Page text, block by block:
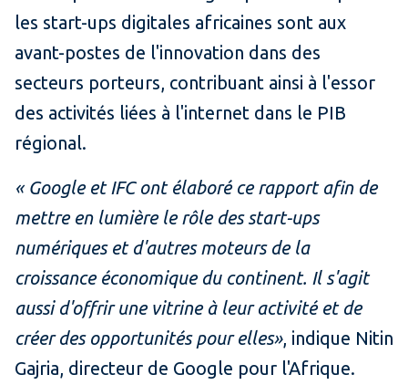
les start-ups digitales africaines sont aux
avant-postes de l'innovation dans des
secteurs porteurs, contribuant ainsi à l'essor
des activités liées à l'internet dans le PIB
régional.
« Google et IFC ont élaboré ce rapport afin de
mettre en lumière le rôle des start-ups
numériques et d'autres moteurs de la
croissance économique du continent. Il s'agit
aussi d'offrir une vitrine à leur activité et de
créer des opportunités pour elles», indique Nitin
Gajria, directeur de Google pour l'Afrique.